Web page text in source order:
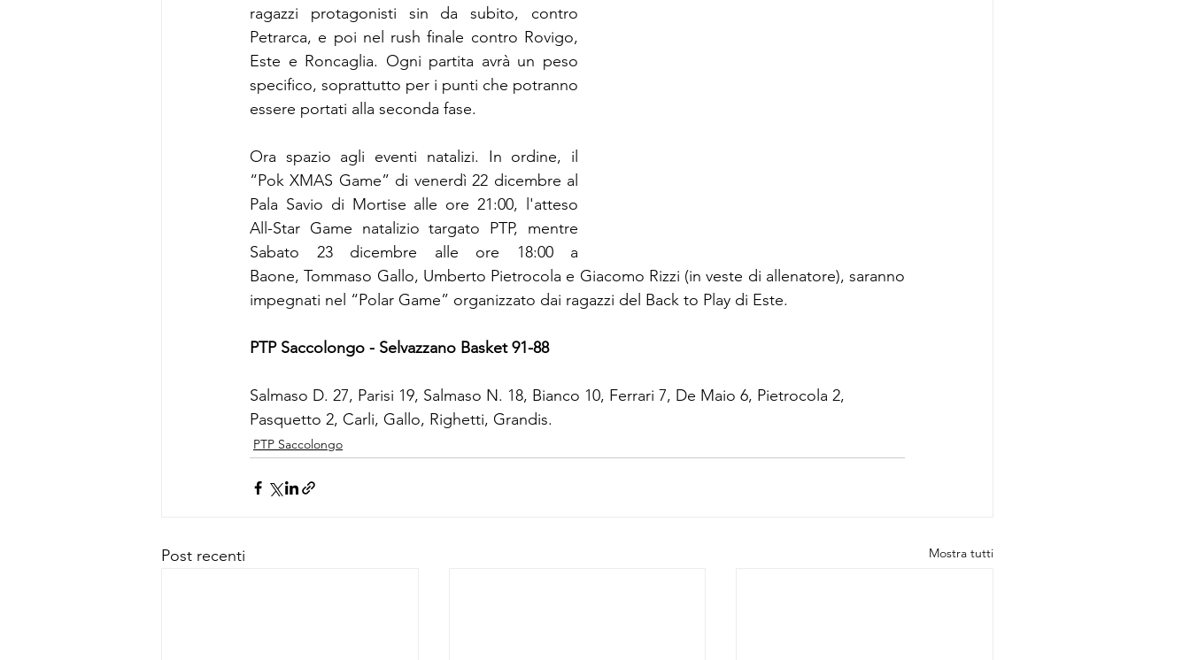
ragazzi protagonisti sin da subito, contro
Petrarca, e poi nel rush finale contro Rovigo,
Este e Roncaglia. Ogni partita avrà un peso
specifico, soprattutto per i punti che potranno
essere portati alla seconda fase.
Ora spazio agli eventi natalizi. In ordine, il
“Pok XMAS Game” di venerdì 22 dicembre al
Pala Savio di Mortise alle ore 21:00, l'atteso
All-Star Game natalizio targato PTP, mentre
Sabato 23 dicembre alle ore 18:00 a
Baone, Tommaso Gallo, Umberto Pietrocola e Giacomo Rizzi (in veste di allenatore), saranno
impegnati nel “Polar Game” organizzato dai ragazzi del Back to Play di Este.
PTP Saccolongo - Selvazzano Basket 91-88
Salmaso D. 27, Parisi 19, Salmaso N. 18, Bianco 10, Ferrari 7, De Maio 6, Pietrocola 2,
Pasquetto 2, Carli, Gallo, Righetti, Grandis.
PTP Saccolongo
Post recenti Mostra tutti